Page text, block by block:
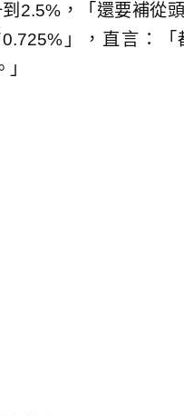
2.5%，「還要補從
」，直言：「